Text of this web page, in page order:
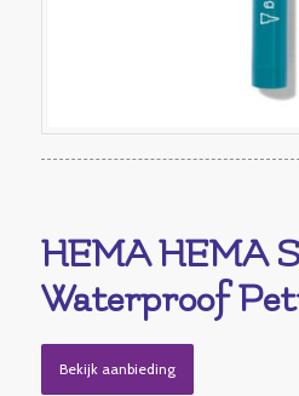
HEMA HEMA
Waterproof
Bekijk aanbieding